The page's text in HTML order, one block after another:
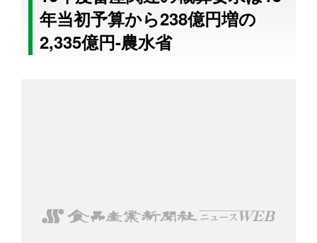
年当初予算から238億円増の
2,335億円-農水省